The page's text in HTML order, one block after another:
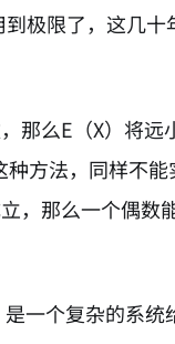
极限了，这几
那么E（X）将远
方法，同样不
，那么一个偶数
一个复杂的系统